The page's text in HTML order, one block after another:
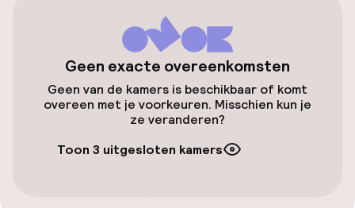
Eet- en drinkgelegenheden
Geen exacte overeenkomsten
Geen van de kamers is beschikbaar of komt
overeen met je voorkeuren. Misschien kun je
ze veranderen?
Toon 3 uitgesloten kamers